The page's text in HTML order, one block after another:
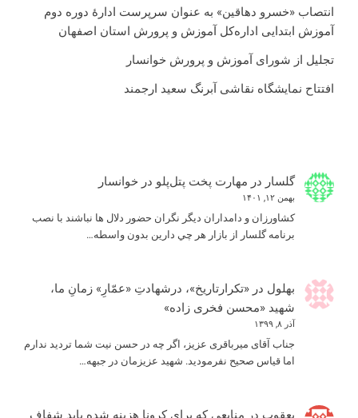
انتصاب «خسرو دهاقین» به عنوان سرپرست ادارۀ دوره دوم
آموزش ابتدایی اداره‌کل آموزش و پرورش استان اصفهان
تجلیل از شورای آموزش و پرورش خوانسار
افتتاح نمایشگاه نقاشی آبرنگ سعید ارجمند
گلسار در مهارت پخت پتل‌پلو در خوانسار
بهمن ۱۲, ۱۴۰۱
كشاورزان و دامداران ديگر نگران حضور دلال ها نباشند با نصب
برنامه گلسار از بازار هر چي دارين بدون واسطه…
بهلول در «تکرارتاریخ»، درشهادتِ «عمّارِ» زمانِ ما،
شهید «محسن فخری زاده»
آذر ۸, ۱۳۹۹
جناب آقای میرباقری عزیز، اگر چه در حسن نیت شما تردید ندارم
اما قیاس صحیح نفرمودید. شهید عزیزمان در جبهه…